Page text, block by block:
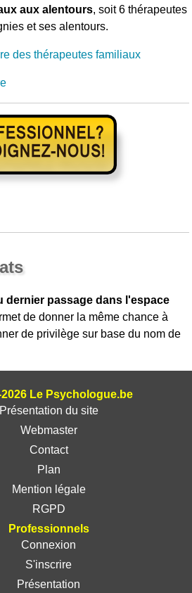
aux alentours, soit 6 thérapeutes
et ses alentours.
des thérapeutes familiaux
dernier passage dans l'espace
de donner la même chance à
de privilège sur base du nom de
Le Psychologue.be
Présentation du site
Webmaster
Contact
Plan
Mention légale
RGPD
Professionnels
Connexion
S'inscrire
Présentation